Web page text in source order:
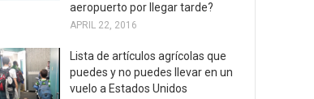
aeropuerto por llegar tarde?
APRIL 22, 2016
Lista de artículos agrícolas que
puedes y no puedes llevar en un
vuelo a Estados Unidos